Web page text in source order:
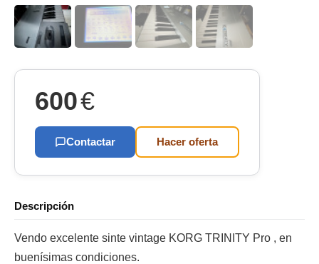
600€
Contactar Hacer oferta
Descripción
Vendo excelente sinte vintage KORG TRINITY Pro , en
buenísimas condiciones.